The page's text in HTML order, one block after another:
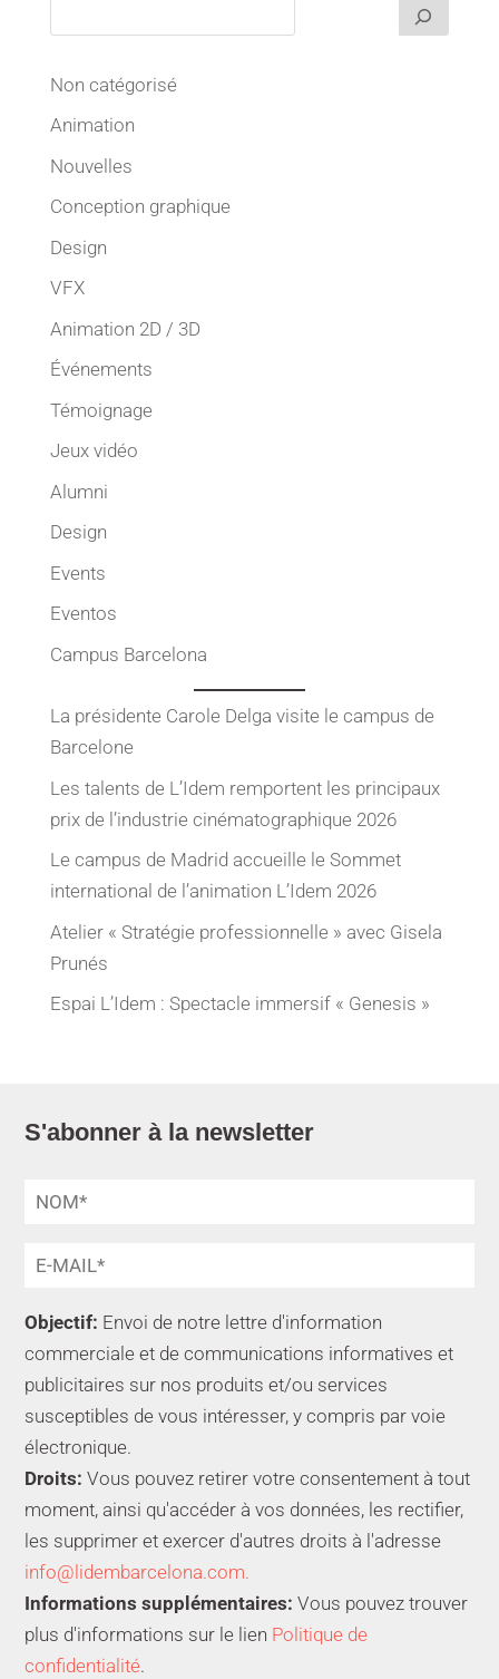
Non catégorisé
Animation
Nouvelles
Conception graphique
Design
VFX
Animation 2D / 3D
Événements
Témoignage
Jeux vidéo
Alumni
Design
Events
Eventos
Campus Barcelona
La présidente Carole Delga visite le campus de
Barcelone
Les talents de L’Idem remportent les principaux
prix de l’industrie cinématographique 2026
Le campus de Madrid accueille le Sommet
international de l’animation L’Idem 2026
Atelier « Stratégie professionnelle » avec Gisela
Prunés
Espai L’Idem : Spectacle immersif « Genesis »
S'abonner à la newsletter
Objectif: Envoi de notre lettre d'information
commerciale et de communications informatives et
publicitaires sur nos produits et/ou services
susceptibles de vous intéresser, y compris par voie
électronique.
Droits: Vous pouvez retirer votre consentement à tout
moment, ainsi qu'accéder à vos données, les rectifier,
les supprimer et exercer d'autres droits à l'adresse
info@lidembarcelona.com.
Informations supplémentaires: Vous pouvez trouver
plus d'informations sur le lien Politique de
confidentialité.